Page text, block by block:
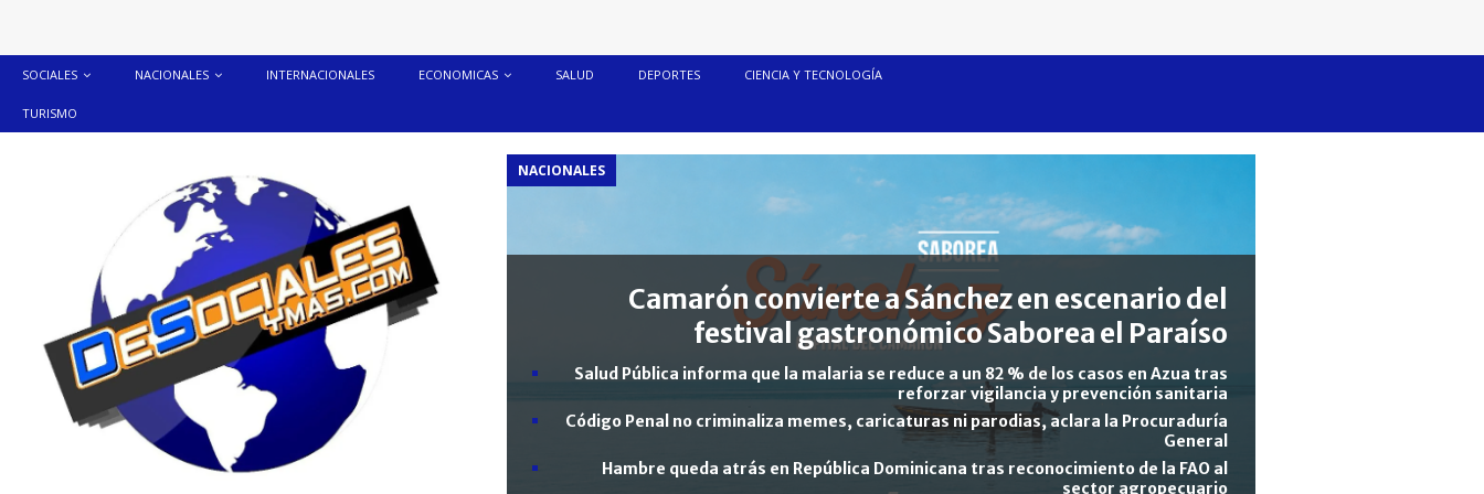
SOCIALES NACIONALES INTERNACIONALES ECONOMICAS SALUD DEPORTES CIENCIA Y TECNOLOGÍA
TURISMO
NACIONALES
Camarón convierte a Sánchez en escenario del
festival gastronómico Saborea el Paraíso
Salud Pública informa que la malaria se reduce a un 82 % de los casos en Azua tras
reforzar vigilancia y prevención sanitaria
Código Penal no criminaliza memes, caricaturas ni parodias, aclara la Procuraduría
General
Hambre queda atrás en República Dominicana tras reconocimiento de la FAO al
sector agropecuario